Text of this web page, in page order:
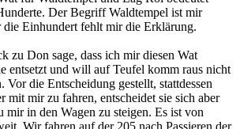
Der Begriff Waldtempel ist mir
Einhundert fehlt mir die Erklärung.
zu Don sage, dass ich mir diesen Wat
entsetzt und will auf Teufel komm raus nicht
die Entscheidung gestellt, stattdessen
mit mir zu fahren, entscheidet sie sich aber
mir in den Wagen zu steigen. Es ist von